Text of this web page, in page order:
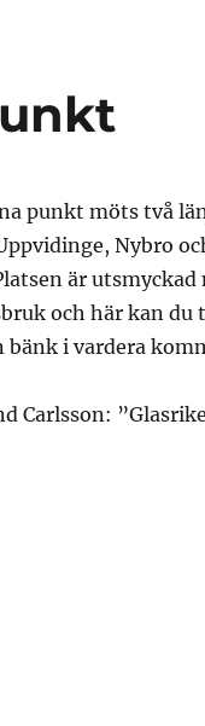
punkt möts två
Nybro
är utsmyckad
och här kan du
bänk i vardera
Carlsson: